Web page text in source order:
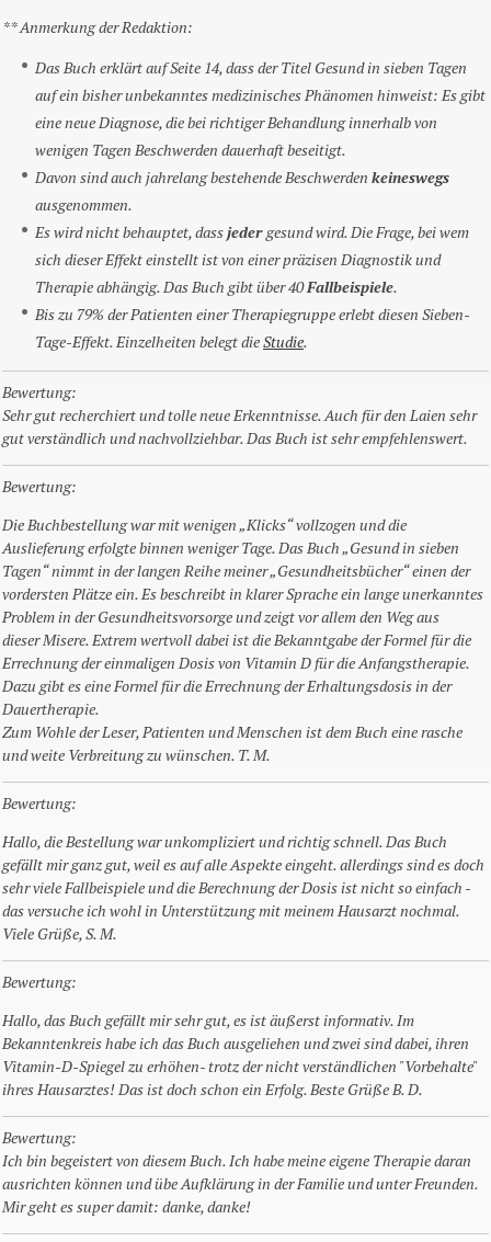
** Anmerkung der Redaktion:
Das Buch erklärt auf Seite 14, dass der Titel Gesund in sieben Tagen
auf ein bisher unbekanntes medizinisches Phänomen hinweist: Es gibt
eine neue Diagnose, die bei richtiger Behandlung innerhalb von
wenigen Tagen Beschwerden dauerhaft beseitigt.
Davon sind auch jahrelang bestehende Beschwerden keineswegs
ausgenommen.
Es wird nicht behauptet, dassjeder gesund wird. Die Frage, bei wem
sich dieser Effekt einstellt ist von einer präzisen Diagnostik und
Therapie abhängig. Das Buch gibt über 40Fallbeispiele.
Bis zu 79% der Patienten einer Therapiegruppe erlebt diesen Sieben-
Tage-Effekt. Einzelheiten belegt dieStudie.
Bewertung:
Sehr gut recherchiert und tolle neue Erkenntnisse. Auch für den Laien sehr
gut verständlich und nachvollziehbar. Das Buch ist sehr empfehlenswert.
Bewertung:
Die Buchbestellung war mit wenigen „Klicks“ vollzogen und die
Auslieferung erfolgte binnen weniger Tage. Das Buch „Gesund in sieben
Tagen“ nimmt in der langen Reihe meiner „Gesundheitsbücher“ einen der
vordersten Plätze ein. Es beschreibt in klarer Sprache ein lange unerkanntes
Problem in der Gesundheitsvorsorge und zeigt vor allem den Weg aus
dieser Misere. Extrem wertvoll dabei ist die Bekanntgabe der Formel für die
Errechnung der einmaligen Dosis von Vitamin D für die Anfangstherapie.
Dazu gibt es eine Formel für die Errechnung der Erhaltungsdosis in der
Dauertherapie.
Zum Wohle der Leser, Patienten und Menschen ist dem Buch eine rasche
und weite Verbreitung zu wünschen. T. M.
Bewertung:
Hallo, die Bestellung war unkompliziert und richtig schnell. Das Buch
gefällt mir ganz gut, weil es auf alle Aspekte eingeht. allerdings sind es doch
sehr viele Fallbeispiele und die Berechnung der Dosis ist nicht so einfach -
das versuche ich wohl in Unterstützung mit meinem Hausarzt nochmal.
Viele Grüße, S. M.
Bewertung:
Hallo, das Buch gefällt mir sehr gut, es ist äußerst informativ. Im
Bekanntenkreis habe ich das Buch ausgeliehen und zwei sind dabei, ihren
Vitamin-D-Spiegel zu erhöhen- trotz der nicht verständlichen "Vorbehalte"
ihres Hausarztes! Das ist doch schon ein Erfolg. Beste Grüße B. D.
Bewertung:
Ich bin begeistert von diesem Buch. Ich habe meine eigene Therapie daran
ausrichten können und übe Aufklärung in der Familie und unter Freunden.
Mir geht es super damit: danke, danke!